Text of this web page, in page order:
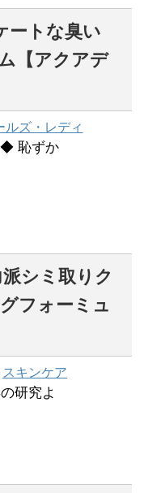
ートな臭い
【アクアデ
ルズ・レディ
◆ 恥ずか
シミ取りク
フォーミュ
スキンケア
研究よ